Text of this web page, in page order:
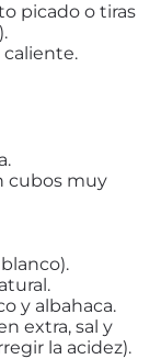
picado o tiras
caliente.
cubos muy
y albahaca.
extra, sal y
la acidez).